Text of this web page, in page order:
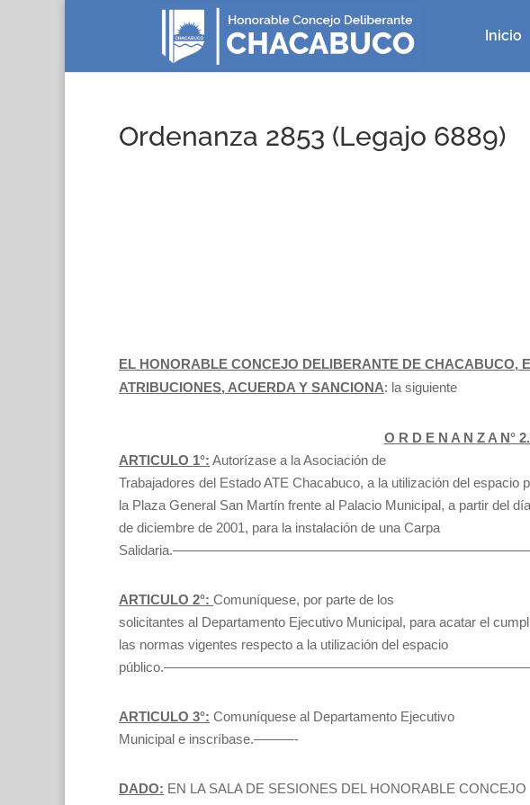
Inicio
Ordenanza 2853 (Legajo 6889)
EL HONORABLE CONCEJO DELIBERANTE DE CHACABUCO,
ATRIBUCIONES, ACUERDA Y SANCIONA: la siguiente
O R D E N A N Z A N°
ARTICULO 1°: Autorízase a la Asociación de
Trabajadores del Estado ATE Chacabuco, a la utilización del espacio
la Plaza General San Martín frente al Palacio Municipal, a partir del
de diciembre de 2001, para la instalación de una Carpa
ARTICULO 2°: Comuníquese, por parte de los
solicitantes al Departamento Ejecutivo Municipal, para acatar el
las normas vigentes respecto a la utilización del espacio
ARTICULO 3°: Comuníquese al Departamento Ejecutivo
Municipal e inscríbase.———-
DADO: EN LA SALA DE SESIONES DEL HONORABLE CONCEJO